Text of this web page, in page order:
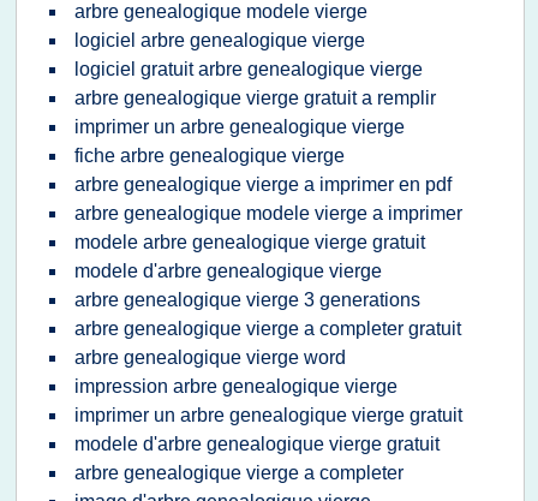
arbre genealogique modele vierge
logiciel arbre genealogique vierge
logiciel gratuit arbre genealogique vierge
arbre genealogique vierge gratuit a remplir
imprimer un arbre genealogique vierge
fiche arbre genealogique vierge
arbre genealogique vierge a imprimer en pdf
arbre genealogique modele vierge a imprimer
modele arbre genealogique vierge gratuit
modele d'arbre genealogique vierge
arbre genealogique vierge 3 generations
arbre genealogique vierge a completer gratuit
arbre genealogique vierge word
impression arbre genealogique vierge
imprimer un arbre genealogique vierge gratuit
modele d'arbre genealogique vierge gratuit
arbre genealogique vierge a completer